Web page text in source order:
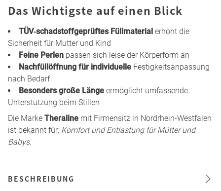
Das Wichtigste auf einen Blick
TÜV‑schadstoffgeprüftes Füllmaterial erhöht die
Sicherheit für Mutter und Kind
Feine Perlen passen sich leise der Körperform an
Nachfüllöffnung für individuelle Festigkeitsanpassung
nach Bedarf
Besonders große Länge ermöglicht umfassende
Unterstützung beim Stillen
Die Marke Theraline mit Firmensitz in Nordrhein-Westfalen
ist bekannt für: Komfort und Entlastung für Mütter und
Babys.
BESCHREIBUNG